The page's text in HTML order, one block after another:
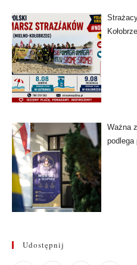
Ważna
podlega
Udostępnij